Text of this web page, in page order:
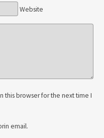
Website
this browser for the next time I
email.